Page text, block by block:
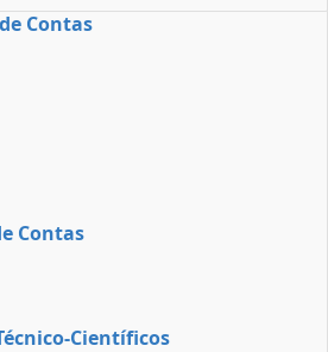
Contas
Contas
Científicos